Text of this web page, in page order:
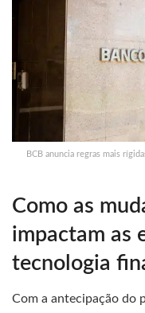
BCB anuncia regras mais
Como as
impactam as
tecnologia
Com a antecipação do